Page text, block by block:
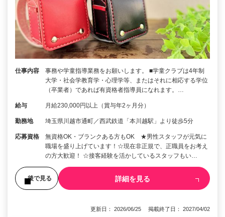
仕事内容
事務や学童指導業務をお願いします。 ■学童クラブは4年制
大学・社会学教育学・心理学等、またはそれに相応する学位
（卒業者）であれば有資格者指導員になれます。…
給与 月給230,000円以上（賞与年2ヶ月分）
勤務地 埼玉県川越市通町／西武鉄道「本川越駅」より徒歩5分
応募資格
無資格OK・ブランクある方もOK ★男性スタッフが元気に
職場を盛り上げています！☆現在非正規で、正職員をお考え
の方大歓迎！ ☆接客経験を活かしているスタッフもい…
後で見る 詳細を見る
更新日： 2026/06/25 掲載終了日： 2027/04/02